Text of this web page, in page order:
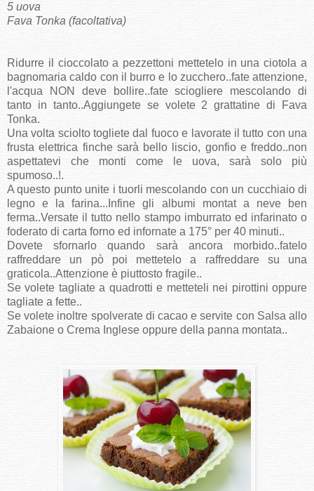
5 uova
Fava Tonka (facoltativa)
Ridurre il cioccolato a pezzettoni mettetelo in una ciotola a
bagnomaria caldo con il burro e lo zucchero..fate attenzione,
l'acqua NON deve bollire..fate sciogliere mescolando di
tanto in tanto..Aggiungete se volete 2 grattatine di Fava
Tonka.
Una volta sciolto togliete dal fuoco e lavorate il tutto con una
frusta elettrica finche sarà bello liscio, gonfio e freddo..non
aspettatevi che monti come le uova, sarà solo più
spumoso..!.
A questo punto unite i tuorli mescolando con un cucchiaio di
legno e la farina...Infine gli albumi montat a neve ben
ferma..Versate il tutto nello stampo imburrato ed infarinato o
foderato di carta forno ed infornate a 175° per 40 minuti..
Dovete sfornarlo quando sarà ancora morbido..fatelo
raffreddare un pò poi mettetelo a raffreddare su una
graticola..Attenzione è piuttosto fragile..
Se volete tagliate a quadrotti e metteteli nei pirottini oppure
tagliate a fette..
Se volete inoltre spolverate di cacao e servite con Salsa allo
Zabaione o Crema Inglese oppure della panna montata..